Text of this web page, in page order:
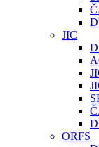
JIC
ORFS